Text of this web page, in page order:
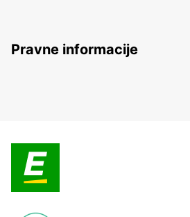
Pravne informacije